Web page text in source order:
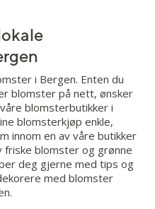
i Bergen. Enten du
blomster på nett, ønsker
blomsterbutikker i
blomsterkjøp enkle,
innom en av våre butikker
blomster og grønne
deg gjerne med tips og
med blomster